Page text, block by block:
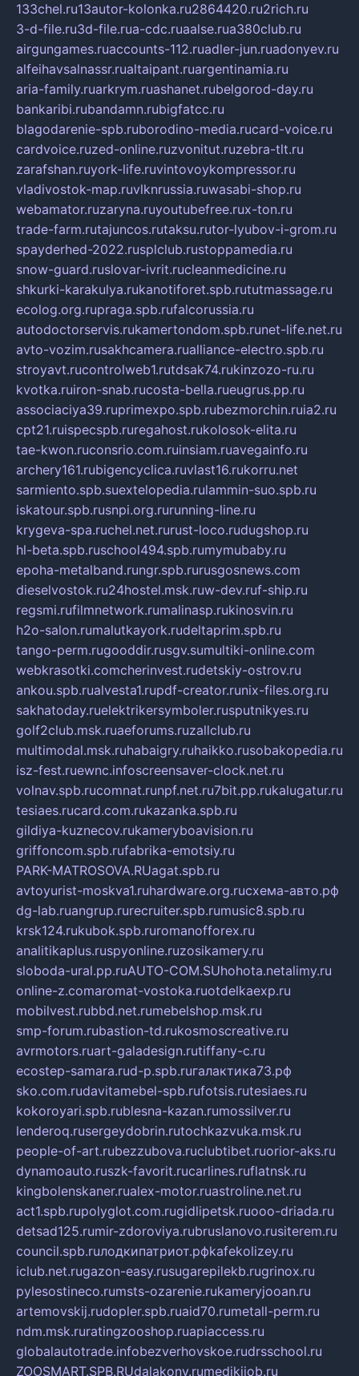
133chel.ru13autor-kolonka.ru2864420.ru2rich.ru
3-d-file.ru3d-file.rua-cdc.ruaalse.rua380club.ru
airgungames.ruaccounts-112.ruadler-jun.ruadonyev.ru
alfeihavsalnassr.rualtaipant.ruargentinamia.ru
aria-family.ruarkrym.ruashanet.rubelgorod-day.ru
bankaribi.rubandamn.rubigfatcc.ru
blagodarenie-spb.ruborodino-media.rucard-voice.ru
cardvoice.ruzed-online.ruzvonitut.ruzebra-tlt.ru
zarafshan.ruyork-life.ruvintovoykompressor.ru
vladivostok-map.ruvlknrussia.ruwasabi-shop.ru
webamator.ruzaryna.ruyoutubefree.rux-ton.ru
trade-farm.rutajuncos.rutaksu.rutor-lyubov-i-grom.ru
spayderhed-2022.rusplclub.rustoppamedia.ru
snow-guard.ruslovar-ivrit.rucleanmedicine.ru
shkurki-karakulya.rukanotiforet.spb.rututmassage.ru
ecolog.org.rupraga.spb.rufalcorussia.ru
autodoctorservis.rukamertondom.spb.runet-life.net.ru
avto-vozim.rusakhcamera.rualliance-electro.spb.ru
stroyavt.rucontrolweb1.rutdsak74.rukinzozo-ru.ru
kvotka.ruiron-snab.rucosta-bella.rueugrus.pp.ru
associaciya39.ruprimexpo.spb.rubezmorchin.ruia2.ru
cpt21.ruispecspb.ruregahost.rukolosok-elita.ru
tae-kwon.ruconsrio.com.ruinsiam.ruavegainfo.ru
archery161.rubigencyclica.ruvlast16.rukorru.net
sarmiento.spb.suextelopedia.rulammin-suo.spb.ru
iskatour.spb.rusnpi.org.rurunning-line.ru
krygeva-spa.ruchel.net.rurust-loco.rudugshop.ru
hl-beta.spb.ruschool494.spb.rumymubaby.ru
epoha-metalband.rungr.spb.rurusgosnews.com
dieselvostok.ru24hostel.msk.ruw-dev.ruf-ship.ru
regsmi.rufilmnetwork.rumalinasp.rukinosvin.ru
h2o-salon.rumalutkayork.rudeltaprim.spb.ru
tango-perm.rugooddir.rusgv.sumultiki-online.com
webkrasotki.comcherinvest.rudetskiy-ostrov.ru
ankou.spb.rualvesta1.rupdf-creator.runix-files.org.ru
sakhatoday.ruelektrikersymboler.rusputnikyes.ru
golf2club.msk.ruaeforums.ruzallclub.ru
multimodal.msk.ruhabaigry.ruhaikko.rusobakopedia.ru
isz-fest.ruewnc.infoscreensaver-clock.net.ru
volnav.spb.rucomnat.runpf.net.ru7bit.pp.rukalugatur.ru
tesiaes.rucard.com.rukazanka.spb.ru
gildiya-kuznecov.rukameryboavision.ru
griffoncom.spb.rufabrika-emotsiy.ru
PARK-MATROSOVA.RUagat.spb.ru
avtoyurist-moskva1.ruhardware.org.ruсхема-авто.рф
dg-lab.ruangrup.rurecruiter.spb.rumusic8.spb.ru
krsk124.rukubok.spb.ruromanofforex.ru
analitikaplus.ruspyonline.ruzosikamery.ru
sloboda-ural.pp.ruAUTO-COM.SUhohota.netalimy.ru
online-z.comaromat-vostoka.ruotdelkaexp.ru
mobilvest.rubbd.net.rumebelshop.msk.ru
smp-forum.rubastion-td.rukosmoscreative.ru
avrmotors.ruart-galadesign.rutiffany-c.ru
ecostep-samara.rud-p.spb.ruгалактика73.рф
sko.com.rudavitamebel-spb.rufotsis.rutesiaes.ru
kokoroyari.spb.rublesna-kazan.rumossilver.ru
lenderoq.rusergeydobrin.rutochkazvuka.msk.ru
people-of-art.rubezzubova.ruclubtibet.ruorior-aks.ru
dynamoauto.ruszk-favorit.rucarlines.ruflatnsk.ru
kingbolenskaner.rualex-motor.ruastroline.net.ru
act1.spb.rupolyglot.com.rugidlipetsk.ruooo-driada.ru
detsad125.rumir-zdoroviya.rubruslanovo.rusiterem.ru
council.spb.ruлодкипатриот.рфkafekolizey.ru
iclub.net.rugazon-easy.rusugarepilekb.rugrinox.ru
pylesostineco.rumsts-ozarenie.rukameryjooan.ru
artemovskij.rudopler.spb.ruaid70.rumetall-perm.ru
ndm.msk.ruratingzooshop.ruapiaccess.ru
globalautotrade.infobezverhovskoe.rudrsschool.ru
ZOOSMART.SPB.RUdalakony.rumedikijob.ru